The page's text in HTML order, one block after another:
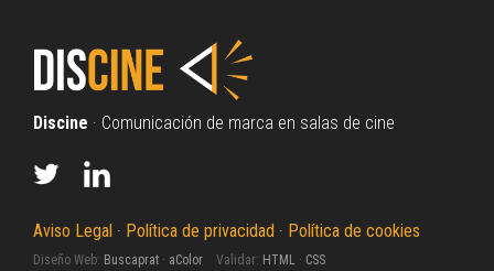
Discine · Comunicación de marca en salas de cine
Aviso Legal · Política de privacidad · Política de cookies
Diseño Web: Buscaprat · aColor Validar: HTML · CSS